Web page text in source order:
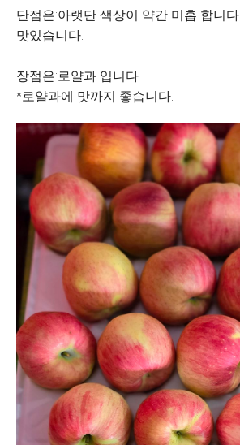
단점은:아랫단 색상이 약간 미흡 합니다
맛있습니다.
장점은:로얄과 입니다.
*로얄과에 맛까지 좋습니다.